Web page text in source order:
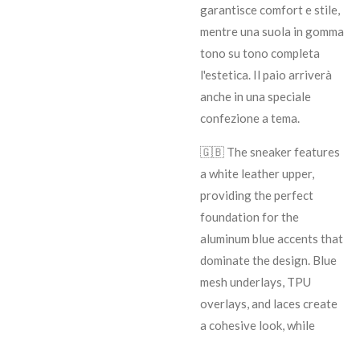
garantisce comfort e stile,
mentre una suola in gomma
tono su tono completa
l'estetica. Il paio arriverà
anche in una speciale
confezione a tema.
🇬🇧 The sneaker features
a white leather upper,
providing the perfect
foundation for the
aluminum blue accents that
dominate the design. Blue
mesh underlays, TPU
overlays, and laces create
a cohesive look, while